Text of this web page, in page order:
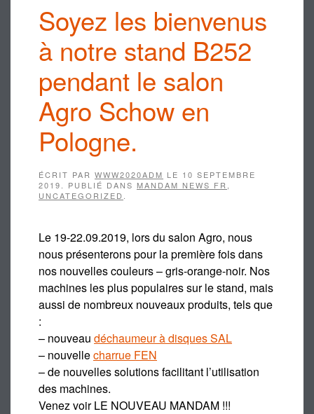
Soyez les bienvenus
à notre stand B252
pendant le salon
Agro Schow en
Pologne.
ÉCRIT PAR WWW2020ADM LE 10 SEPTEMBRE
2019
. PUBLIÉ DANS MANDAM NEWS FR
UNCATEGORIZED
Le 19-22.09.2019, lors du salon Agro, nous
nous présenterons pour la première fois dans
nos nouvelles couleurs – gris-orange-noir. Nos
machines les plus populaires sur le stand, mais
aussi de nombreux nouveaux produits, tels que
:
– nouveau déchaumeur à disques SAL
– nouvellecharrue FEN
– de nouvelles solutions facilitant l’utilisation
des machines.
Venez voir LE NOUVEAU MANDAM !!!